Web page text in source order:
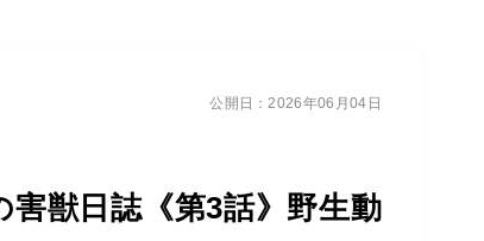
害獣日誌《第3話》野生動
公開日：2026年06月04日